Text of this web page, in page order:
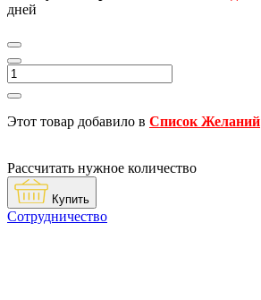
дней
Этот товар добавило в Список Желаний
Рассчитать нужное количество
Купить
Сотрудничество